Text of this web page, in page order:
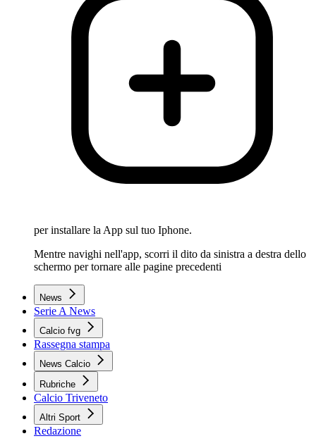
per installare la App sul tuo Iphone.
Mentre navighi nell'app, scorri il dito da sinistra a destra dello
schermo per tornare alle pagine precedenti
News
Serie A News
Calcio fvg
Rassegna stampa
News Calcio
Rubriche
Calcio Triveneto
Altri Sport
Redazione